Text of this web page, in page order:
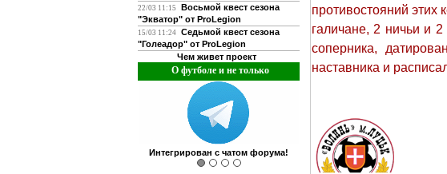
22/03 11:15
Восьмой квест сезона
"Экватор" от ProLegion
15/03 11:24 Седьмой квест сезона
"Голеадор" от ProLegion
Чем живет проект
О футболе и не только
Интегрирован с чатом форума!
противостояний
галичане, 2 ничьи и
соперника,
наставника и